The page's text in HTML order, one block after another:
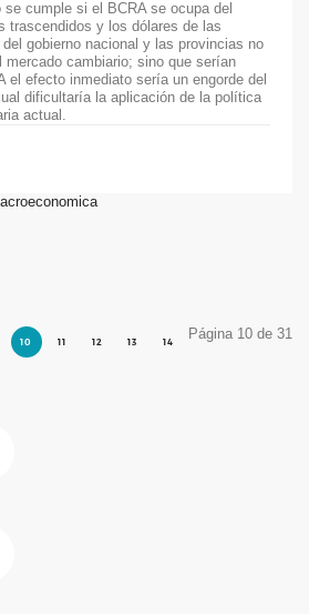
cumple si el BCRA se ocupa del
trascendidos y los dólares de las
gobierno nacional y las provincias no
mercado cambiario; sino que serían
el efecto inmediato sería un engorde del
dificultaría la aplicación de la política
actual.
Página 10 de 31
10 11 12 13 14